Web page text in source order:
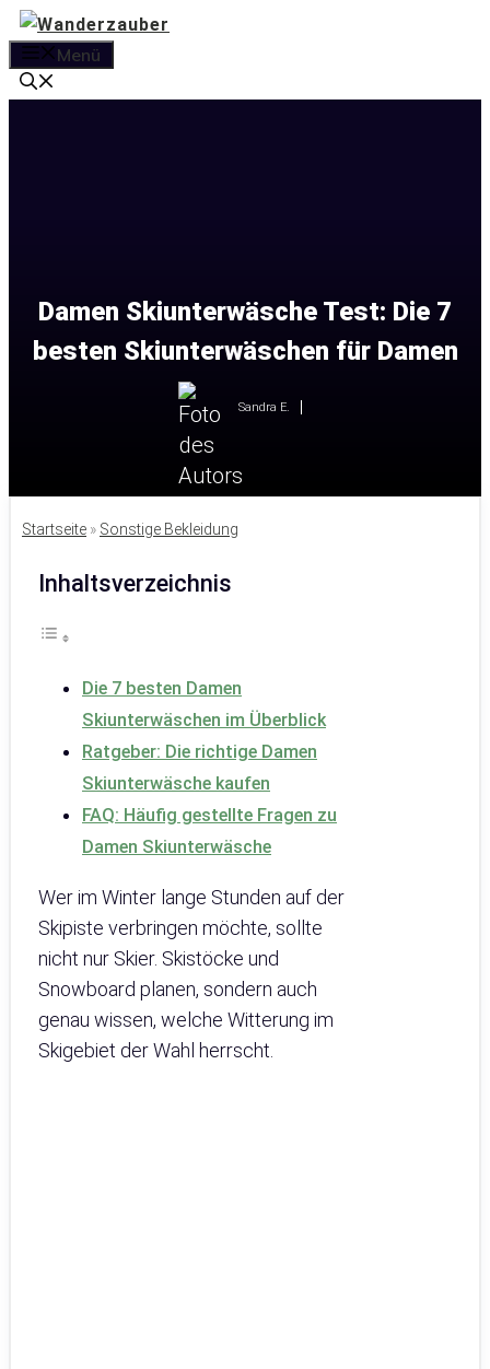
Zum
Inhalt
springen
Menü
Damen Skiunterwäsche Test: Die 7
besten Skiunterwäschen für Damen
Sandra E.
Startseite » Sonstige Bekleidung
Inhaltsverzeichnis
Die 7 besten Damen
Skiunterwäschen im Überblick
Ratgeber: Die richtige Damen
Skiunterwäsche kaufen
FAQ: Häufig gestellte Fragen zu
Damen Skiunterwäsche
Wer im Winter lange Stunden auf der
Skipiste verbringen möchte, sollte
nicht nur Skier. Skistöcke und
Snowboard planen, sondern auch
genau wissen, welche Witterung im
Skigebiet der Wahl herrscht.